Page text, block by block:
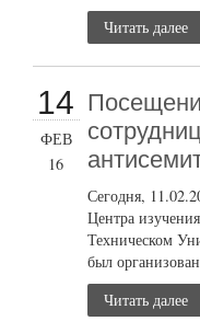
Читать далее
14
ФЕВ
16
Сегодня,
Центра
Техническом
был
Читать далее